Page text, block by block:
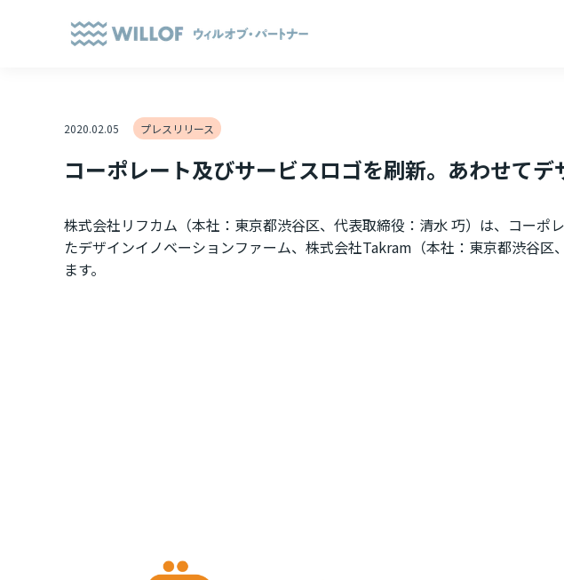
2020.02.05 プレスリリース
コーポレート及びサービスロゴを刷新。あわせて
株式会社リフカム（本社：東京都渋谷区、代表取締役：清水 巧）は、コー
たデザインイノベーションファーム、株式会社Takram（本社：東京都渋谷
ます。